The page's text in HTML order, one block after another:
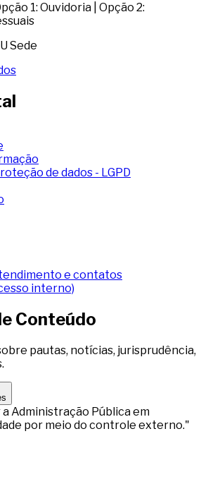
1: Ouvidoria | Opção 2:
Sede
de dados - LGPD
e contatos
interno)
Conteúdo
pautas, notícias, jurisprudência,
Administração Pública em
por meio do controle externo."